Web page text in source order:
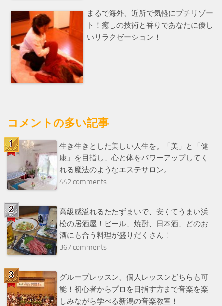
まるで海外、近所で気軽にプチリゾー
ト！癒しの技術と香りであなたに優し
いリラクゼーション！
コメントの多い記事
生き生きとした美しい人生を。「美」と「健
康」を目指し、心と体をパワーアップしてく
れる魔法のようなエステサロン。
442 comments
高級感溢れるたたずまいで、安くてうまい浜
松の居酒屋！ビール、焼酎、日本酒、どのお
酒にも合う料理が盛りだくさん！
367 comments
グループレッスン、個人レッスンどちらも可
能！初心者からプロを目指す方まで音楽を楽
しみながら学べる新潟の音楽教室！